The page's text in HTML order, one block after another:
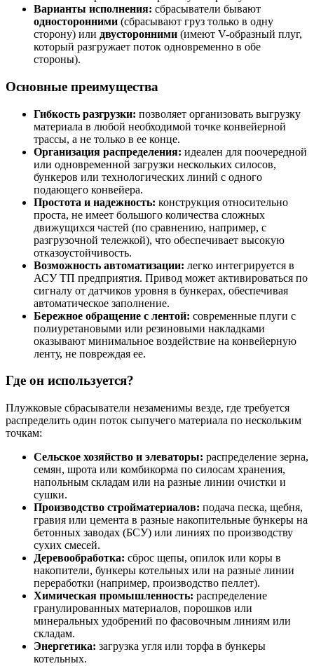
Варианты исполнения: сбрасыватели бывают
односторонними (сбрасывают груз только в одну
сторону) или двусторонними (имеют V-образный плуг,
который разгружает поток одновременно в обе
стороны).
Основные преимущества
Гибкость разгрузки: позволяет организовать выгрузку
материала в любой необходимой точке конвейерной
трассы, а не только в ее конце.
Организация распределения: идеален для поочередной
или одновременной загрузки нескольких силосов,
бункеров или технологических линий с одного
подающего конвейера.
Простота и надежность: конструкция относительно
проста, не имеет большого количества сложных
движущихся частей (по сравнению, например, с
разгрузочной тележкой), что обеспечивает высокую
отказоустойчивость.
Возможность автоматизации: легко интегрируется в
АСУ ТП предприятия. Привод может активироваться по
сигналу от датчиков уровня в бункерах, обеспечивая
автоматическое заполнение.
Бережное обращение с лентой: современные плуги с
полиуретановыми или резиновыми накладками
оказывают минимальное воздействие на конвейерную
ленту, не повреждая ее.
Где он используется?
Плужковые сбрасыватели незаменимы везде, где требуется
распределить один поток сыпучего материала по нескольким
точкам:
Сельское хозяйство и элеваторы: распределение зерна,
семян, шрота или комбикорма по силосам хранения,
напольным складам или на разные линии очистки и
сушки.
Производство стройматериалов: подача песка, щебня,
гравия или цемента в разные накопительные бункеры на
бетонных заводах (БСУ) или линиях по производству
сухих смесей.
Деревообработка: сброс щепы, опилок или коры в
накопители, бункеры котельных или на разные линии
переработки (например, производство пеллет).
Химическая промышленность: распределение
гранулированных материалов, порошков или
минеральных удобрений по фасовочным линиям или
складам.
Энергетика: загрузка угля или торфа в бункеры
котельных.